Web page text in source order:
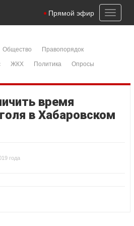
Toggle
Прямой эфир
Общество
Правопорядок
ЖКХ Политика
Опросы
время
в Хабаровском
года